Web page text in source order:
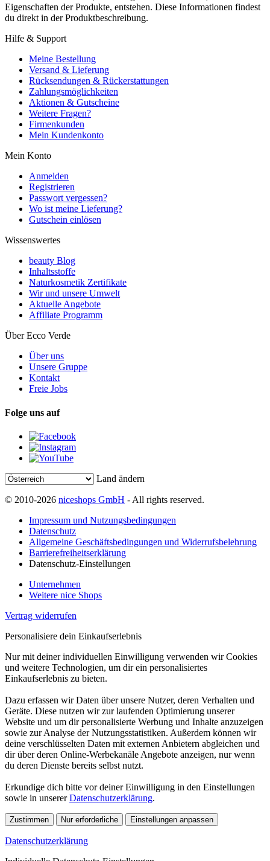
Eigenschaften der Produkte, entstehen. Diese Informationen findest
du direkt in der Produktbeschreibung.
Hilfe & Support
Meine Bestellung
Versand & Lieferung
Rücksendungen & Rückerstattungen
Zahlungsmöglichkeiten
Aktionen & Gutscheine
Weitere Fragen?
Firmenkunden
Mein Kundenkonto
Mein Konto
Anmelden
Registrieren
Passwort vergessen?
Wo ist meine Lieferung?
Gutschein einlösen
Wissenswertes
beauty Blog
Inhaltsstoffe
Naturkosmetik Zertifikate
Wir und unsere Umwelt
Aktuelle Angebote
Affiliate Programm
Über Ecco Verde
Über uns
Unsere Gruppe
Kontakt
Freie Jobs
Folge uns auf
Land ändern
© 2010-2026 niceshops GmbH - All rights reserved.
Impressum und Nutzungsbedingungen
Datenschutz
Allgemeine Geschäftsbedingungen und Widerrufsbelehrung
Barrierefreiheitserklärung
Datenschutz-Einstellungen
Unternehmen
Weitere nice Shops
Vertrag widerrufen
Personalisiere dein Einkaufserlebnis
Nur mit deiner individuellen Einwilligung verwenden wir Cookies
und weitere Technologien, um dir ein personalisiertes
Einkaufserlebnis zu bieten.
Dazu erfassen wir Daten über unsere Nutzer, deren Verhalten und
Geräte. Diese nutzen wir zur laufenden Optimierung unserer
Website und um dir personalisierte Werbung und Inhalte anzuzeigen
sowie zur Analyse der Nutzungsstatistiken. Außerdem können wir
deine verschlüsselten Daten mit externen Anbietern abgleichen und
dir über deren Online-Werbekanäle Angebote anzeigen, nur wenn
du deren Dienste bereits selbst nutzt.
Erkundige dich bitte vor deiner Einwilligung in den Einstellungen
sowie in unsererDatenschutzerklärung.
Zustimmen Nur erforderliche Einstellungen anpassen
Datenschutzerklärung